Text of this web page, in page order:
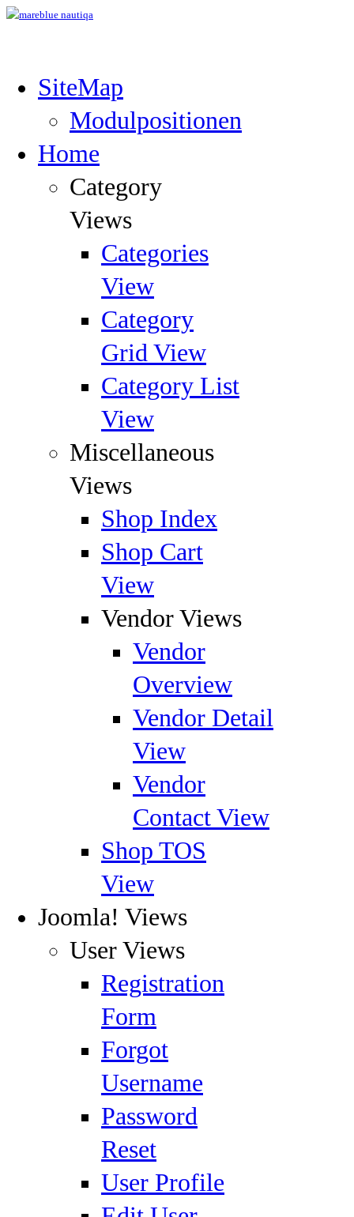
SiteMap
Modulpositionen
Home
Category
Views
Categories
View
Category
Grid View
Category List
View
Miscellaneous
Views
Shop Index
Shop Cart
View
Vendor Views
Vendor
Overview
Vendor Detail
View
Vendor
Contact View
Shop TOS
View
Joomla! Views
User Views
Registration
Form
Forgot
Username
Password
Reset
User Profile